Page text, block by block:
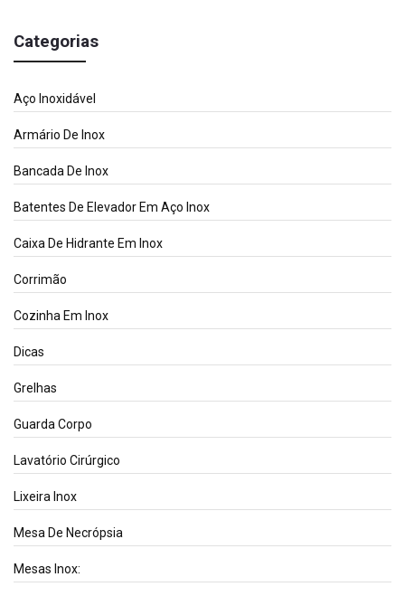
Categorias
Aço Inoxidável
Armário De Inox
Bancada De Inox
Batentes De Elevador Em Aço Inox
Caixa De Hidrante Em Inox
Corrimão
Cozinha Em Inox
Dicas
Grelhas
Guarda Corpo
Lavatório Cirúrgico
Lixeira Inox
Mesa De Necrópsia
Mesas Inox: